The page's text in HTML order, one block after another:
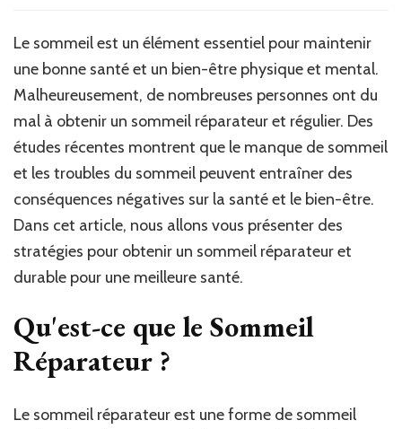
Le sommeil est un élément essentiel pour maintenir
une bonne santé et un bien-être physique et mental.
Malheureusement, de nombreuses personnes ont du
mal à obtenir un sommeil réparateur et régulier. Des
études récentes montrent que le manque de sommeil
et les troubles du sommeil peuvent entraîner des
conséquences négatives sur la santé et le bien-être.
Dans cet article, nous allons vous présenter des
stratégies pour obtenir un sommeil réparateur et
durable pour une meilleure santé.
Qu'est-ce que le Sommeil
Réparateur ?
Le sommeil réparateur est une forme de sommeil